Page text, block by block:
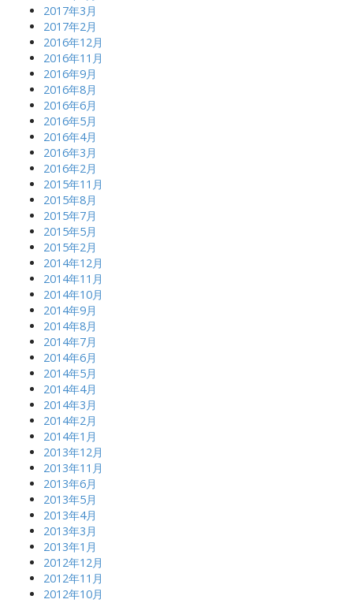
2017年3月
2017年2月
2016年12月
2016年11月
2016年9月
2016年8月
2016年6月
2016年5月
2016年4月
2016年3月
2016年2月
2015年11月
2015年8月
2015年7月
2015年5月
2015年2月
2014年12月
2014年11月
2014年10月
2014年9月
2014年8月
2014年7月
2014年6月
2014年5月
2014年4月
2014年3月
2014年2月
2014年1月
2013年12月
2013年11月
2013年6月
2013年5月
2013年4月
2013年3月
2013年1月
2012年12月
2012年11月
2012年10月